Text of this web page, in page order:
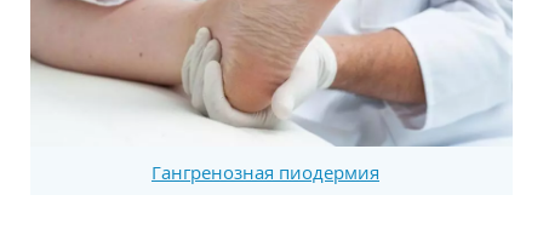
Гангренозная пиодермия